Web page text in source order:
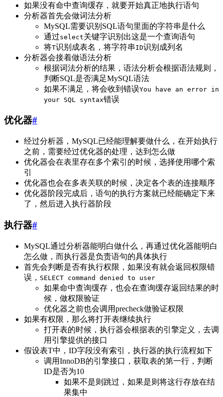
如果没有命中查询缓存，就要开始真正地执行语句
分析器首先会做词法分析
MySQL需要识别SQL语句里面的字符串是什么
通过select关键字识别出这是一个查询语句
将T识别成表名，将字符串 ID识别成列名
分析器会接着做语法分析
根据词法分析的结果，语法分析会根据语法规则，
判断SQL是否满足MySQL语法
如果不满足，将会收到错误You have an error in
your SQL syntax错误
优化器#
经过分析器，MySQL已经能理解要做什么，在开始执行
之前，需要经过优化器的处理，达到怎么做
优化器会在表里存在多个索引的时候，选择使用哪个索
引
优化器也会在多表关联的时候，决定各个表的连接顺序
优化器阶段完成后，语句的执行方案就已经能确定下来
了，然后进入执行器阶段
执行器#
MySQL通过分析器能明白做什么，再通过优化器能明白
怎么做，而执行器是负责语句的具体执行
首先会判断是否有执行权限，如果没有就会返回权限错
误， SELECT command denied to user
如果命中查询缓存，也会在查询缓存返回结果的时
候，做权限验证
优化器之前也会调用precheck做验证权限
如果有权限，那么将打开表继续执行
打开表的时候，执行器会根据表的引擎定义，去调
用引擎提供的接口
假设表T中，ID字段没有索引，执行器的执行流程如下
调用InnoDB的引擎接口，获取表的第一行，判断
ID是否为10
如果不是则跳过，如果是则将这行存放在结
果集中